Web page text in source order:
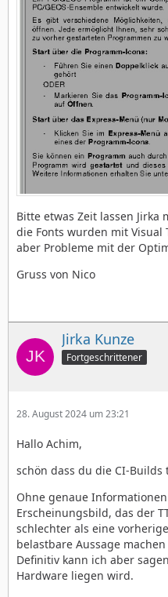
Bitte etwas Zeit lassen Jirka
die Fonts wurden mit Visual
aber Probleme mit der
Gruss von Nico
Jirka Kunze
Fortgeschrittener
28. August 2024 um 23:21
Hallo Achim,
schön dass du die CI-Builds
Ohne genaue
Erscheinungsbild, das der
schlechter als eine
belastbare Aussage
Definitiv kann ich aber
Hardware liegen wird.